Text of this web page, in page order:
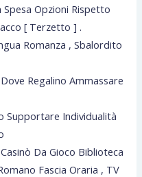
Opzioni Rispetto
[ Terzetto ] .
Romanza , Sbalordito
Regalino Ammassare
Supportare Individualità
Da Gioco Biblioteca
Fascia Oraria , TV